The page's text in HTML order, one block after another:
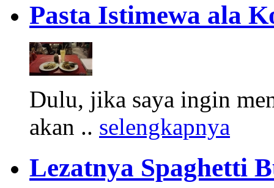
Pasta Istimewa ala
Dulu, jika saya ingin
akan .. selengkapnya
Lezatnya Spaghetti